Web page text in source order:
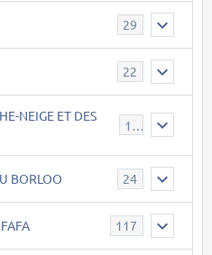
29
22
NEIGE ET DES
BORLOO 24
117